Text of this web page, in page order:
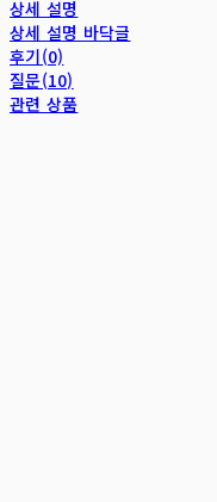
상세 설명
상세 설명 바닥글
후기(0)
질문(10)
관련 상품